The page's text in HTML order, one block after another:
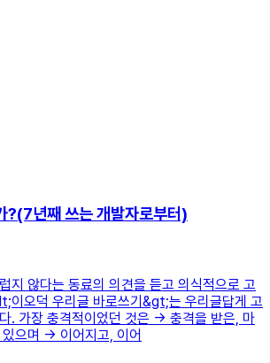
?(7년째 쓰는 개발자로부터)
지 않다는 동료의 의견을 듣고 의식적으로 고
이오덕 우리글 바로쓰기&gt;는 우리글답게 고
. 가장 충격적이었던 것은 → 충격을 받은, 마
으며 → 이어지고, 이어